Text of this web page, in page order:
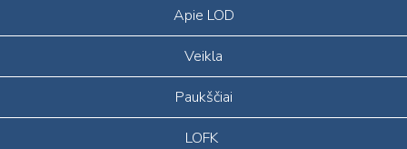
Apie LOD
Veikla
Paukščiai
LOFK